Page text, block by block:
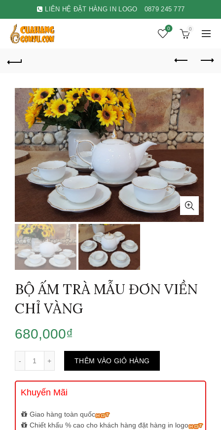
LIÊN HỆ ĐẶT HÀNG IN LOGO 0879 245 777
0 0
BỘ ẤM TRÀ MẪU ĐƠN VIỀN
CHỈ VÀNG
680,000₫
THÊM VÀO GIỎ HÀNG
Khuyến Mãi
Giao hàng toàn quốc
Chiết khấu % cao cho khách hàng đặt hàng in logo